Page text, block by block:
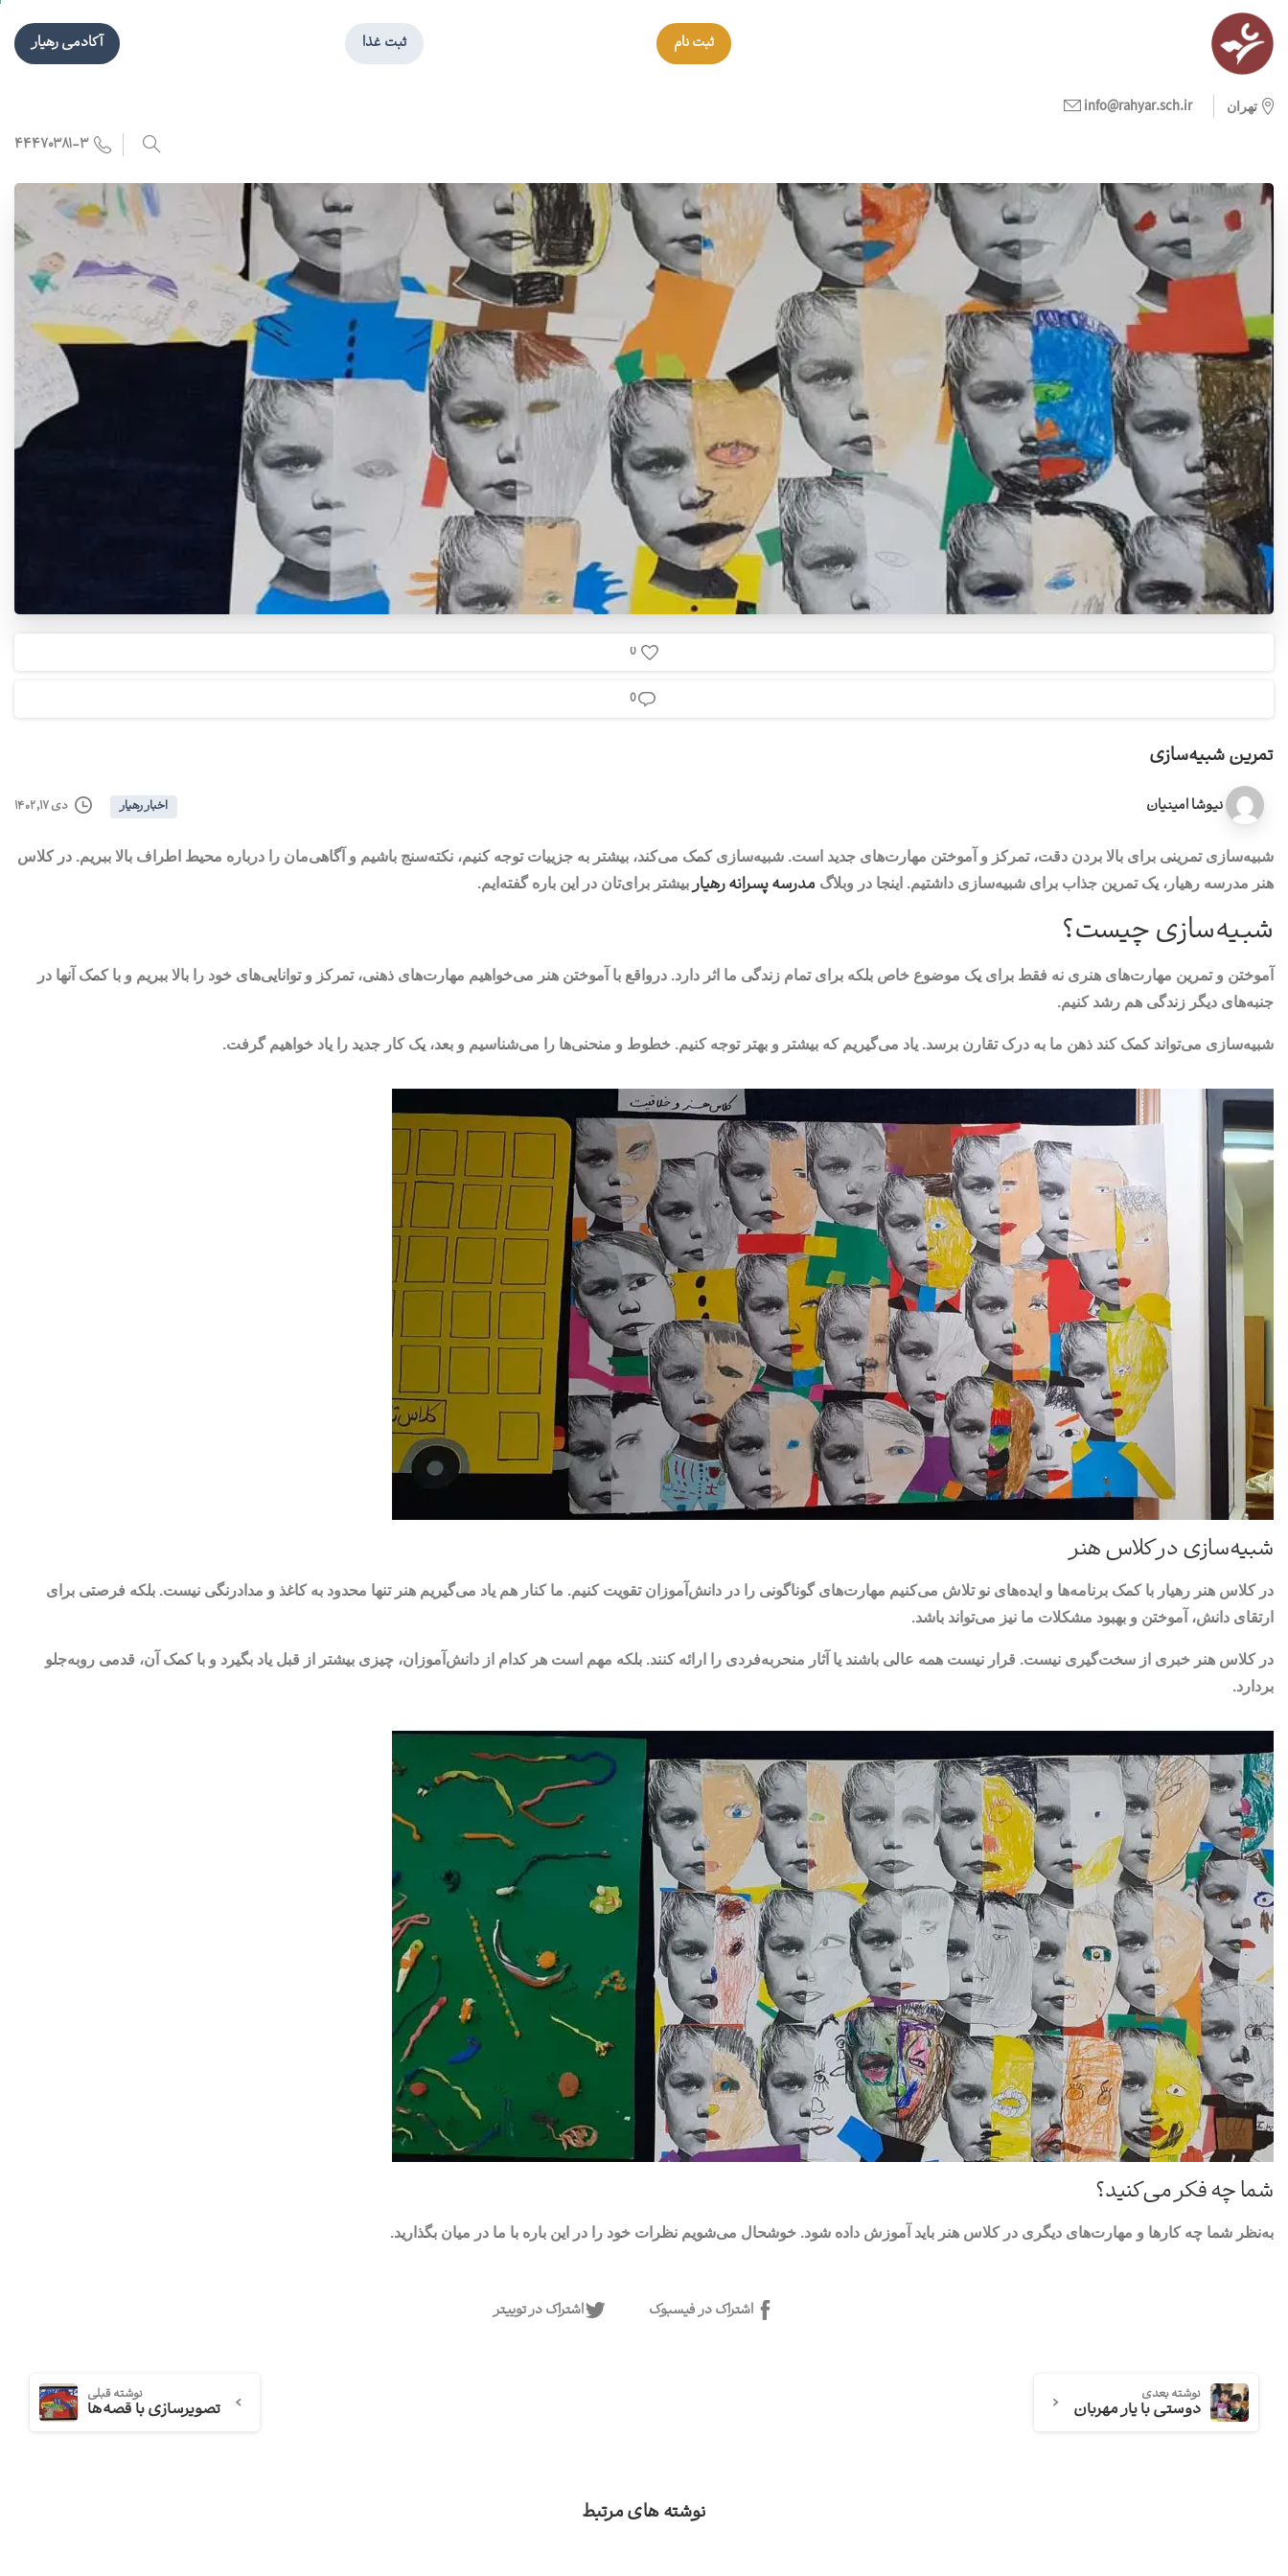
ثبت نام ثبت غذا آکادمی رهیار
تهران
info@rahyar.sch.ir
۴۴۴۷۰۳۸۱-۳
0
0
تمرین شبیه‌سازی
نیوشا امینیان اخبار رهیار دی ۱۷, ۱۴۰۲
شبیه‌سازی تمرینی برای بالا بردن دقت، تمرکز و آموختن مهارت‌های جدید است. شبیه‌سازی کمک می‌کند، بیشتر به جزییات توجه کنیم، نکته‌سنج باشیم و آگاهی‌مان را درباره محیط اطراف بالا ببریم. در کلاس
هنر مدرسه رهیار، یک تمرین جذاب برای شبیه‌سازی داشتیم. اینجا در وبلاگ مدرسه پسرانه رهیار بیشتر برای‌تان در این باره گفته‌ایم.
شبیه‌سازی چیست؟
آموختن و تمرین مهارت‌های هنری نه فقط برای یک موضوع خاص بلکه برای تمام زندگی ما اثر دارد. درواقع با آموختن هنر می‌خواهیم مهارت‌های ذهنی، تمرکز و توانایی‌های خود را بالا ببریم و با کمک آنها در
جنبه‌های دیگر زندگی هم رشد کنیم.
شبیه‌سازی می‌تواند کمک کند ذهن ما به درک تقارن برسد. یاد می‌گیریم که بیشتر و بهتر توجه کنیم. خطوط و منحنی‌ها را می‌شناسیم و بعد، یک کار جدید را یاد خواهیم گرفت.
شبیه‌سازی در کلاس هنر
در کلاس هنر رهیار با کمک برنامه‌ها و ایده‌های نو تلاش می‌کنیم مهارت‌های گوناگونی را در دانش‌آموزان تقویت کنیم. ما کنار هم یاد می‌گیریم هنر تنها محدود به کاغذ و مدادرنگی نیست. بلکه فرصتی برای
ارتقای دانش، آموختن و بهبود مشکلات ما نیز می‌تواند باشد.
در کلاس هنر خبری از سخت‌گیری نیست. قرار نیست همه عالی باشند یا آثار منحربه‌فردی را ارائه کنند. بلکه مهم است هر کدام از دانش‌آموزان، چیزی بیشتر از قبل یاد بگیرد و با کمک آن، قدمی روبه‌جلو
بردارد.
شما چه فکر می‌کنید؟
به‌نظر شما چه کارها و مهارت‌های دیگری در کلاس هنر باید آموزش داده شود. خوشحال می‌شویم نظرات خود را در این باره با ما در میان بگذارید.
اشتراک در فیسبوک اشتراک در توییتر
نوشته قبلی
تصویرسازی با قصه‌ها
نوشته بعدی
دوستی با یار مهربان
نوشته های مرتبط